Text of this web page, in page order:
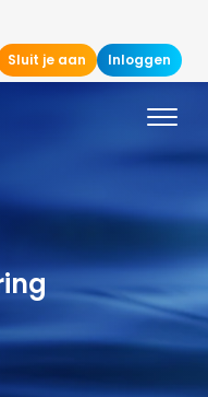
Sluit je aan Inloggen